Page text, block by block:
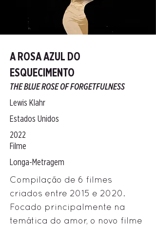
A ROSA AZUL DO
ESQUECIMENTO
THE BLUE ROSE OF FORGETFULNESS
Lewis Klahr
Estados Unidos
2022
Filme
Longa-Metragem
Compilação de 6 filmes
criados entre 2015 e 2020.
Focado principalmente na
temática do amor, o novo filme